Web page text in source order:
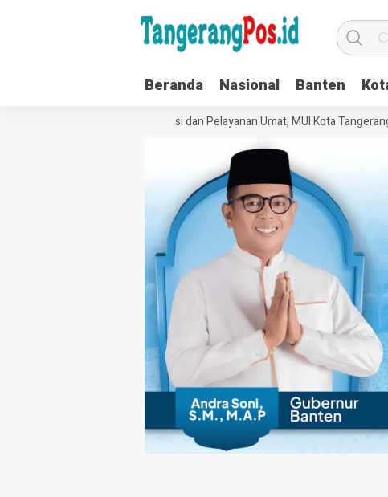
Beranda Nasional Banten
Perkuat Tata Kelola Organisasi dan Pelayanan Umat, MUI Kota Tangerang